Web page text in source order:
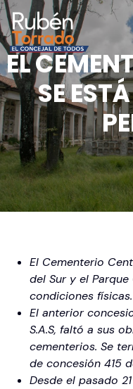
EL
SE
El Cementerio
del Sur y el
condiciones físicas.
El anterior
S.A.S, faltó a sus
cementerios. Se
de concesión 415
Desde el pasado